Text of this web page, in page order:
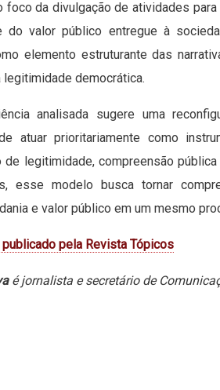
foco da divulgação de atividades
valor público entregue à
elemento estruturante das
democrática.
analisada sugere uma
atuar prioritariamente como
legitimidade, compreensão
esse modelo busca tornar
e valor público em um mesmo
pela Revista Tópicos
é jornalista e secretário de